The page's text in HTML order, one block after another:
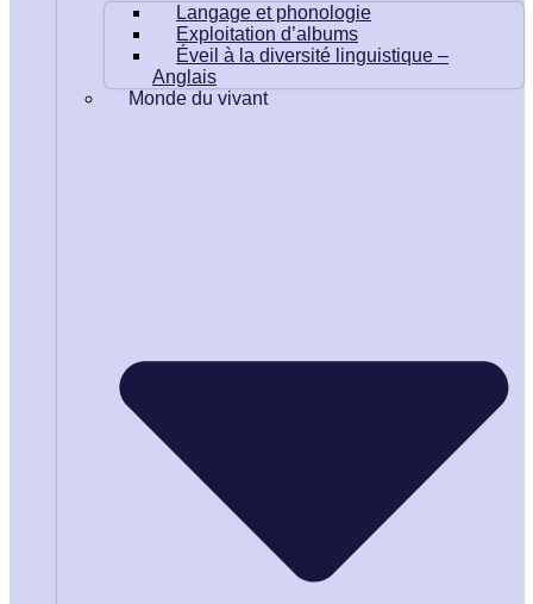
Langage et phonologie
Exploitation d’albums
Éveil à la diversité linguistique –
Anglais
Monde du vivant